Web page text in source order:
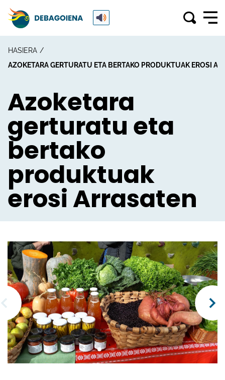
HASIERA
AZOKETARA GERTURATU ETA BERTAKO PRODUKTUAK EROSI
Azoketara
gerturatu eta
bertako
produktuak
erosi Arrasaten